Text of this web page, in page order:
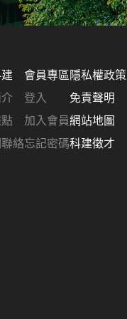
絡
會員專區
登入
加入會員
忘記密碼
隱私權政策
免責聲明
網站地圖
科建徵才